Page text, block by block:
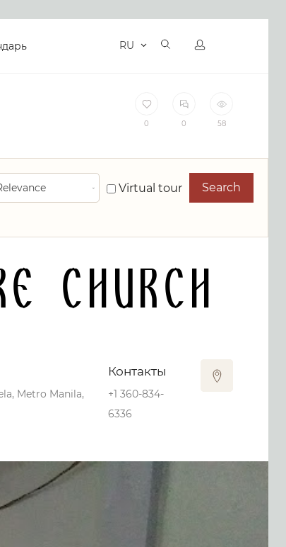
RU
0 0 58
Virtual tour Search
Church
Metro Manila,
Контакты
+1 360-834-
6336